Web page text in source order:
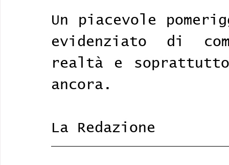
Un piacevole
evidenziato di
realtà e
ancora.
La Redazione